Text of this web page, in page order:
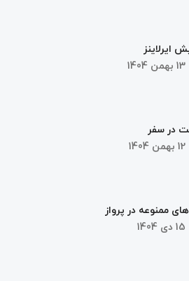
13 بهمن 1404
ایرلاینز
12 بهمن 1404
در سفر
15 دی 1404
ممنوعه در پرواز